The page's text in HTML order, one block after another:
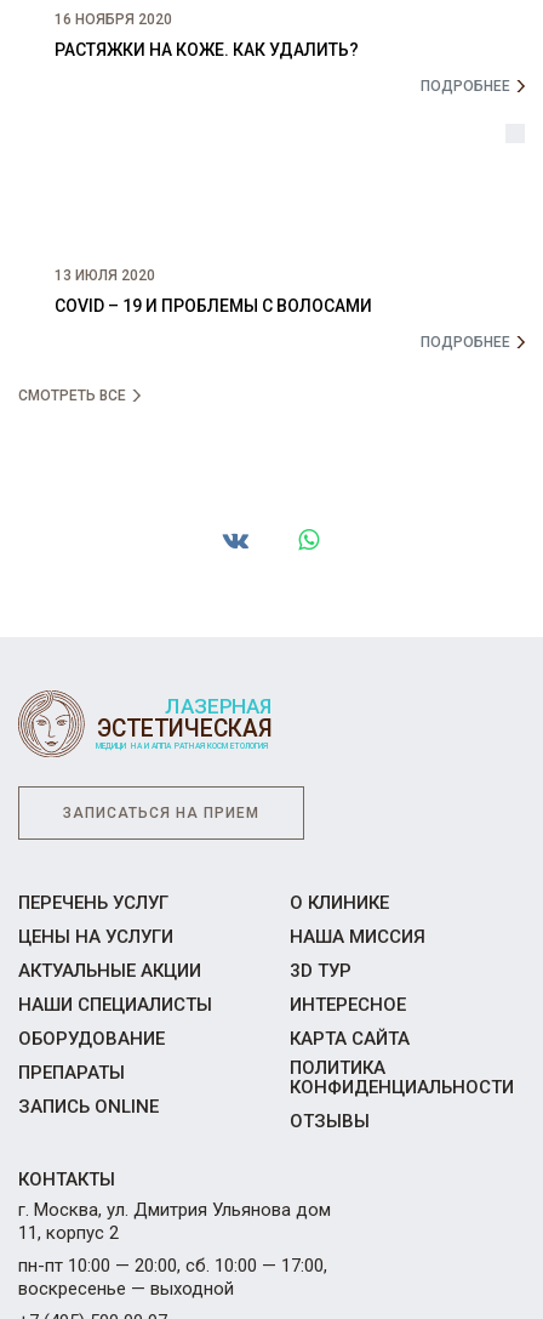
16 НОЯБРЯ 2020
РАСТЯЖКИ НА КОЖЕ. КАК УДАЛИТЬ?
ПОДРОБНЕЕ
13 ИЮЛЯ 2020
COVID – 19 И ПРОБЛЕМЫ С ВОЛОСАМИ
ПОДРОБНЕЕ
СМОТРЕТЬ ВСЕ
ЗАПИСАТЬСЯ НА ПРИЕМ
ПЕРЕЧЕНЬ УСЛУГ
ЦЕНЫ НА УСЛУГИ
АКТУАЛЬНЫЕ АКЦИИ
НАШИ СПЕЦИАЛИСТЫ
ОБОРУДОВАНИЕ
ПРЕПАРАТЫ
ЗАПИСЬ ONLINE
О КЛИНИКЕ
НАША МИССИЯ
3D ТУР
ИНТЕРЕСНОЕ
КАРТА САЙТА
ПОЛИТИКА
КОНФИДЕНЦИАЛЬНОСТИ
ОТЗЫВЫ
КОНТАКТЫ
г. Москва, ул. Дмитрия Ульянова дом
11, корпус 2
пн-пт 10:00 — 20:00, сб. 10:00 — 17:00,
воскресенье — выходной